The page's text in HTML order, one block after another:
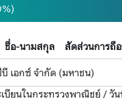
ชื่อ-นามสกุล
สัดส่วนการถื
เอกซ์ จำกัด (มหาชน)
บียนในกระทรวงพาณิชย์ / วั